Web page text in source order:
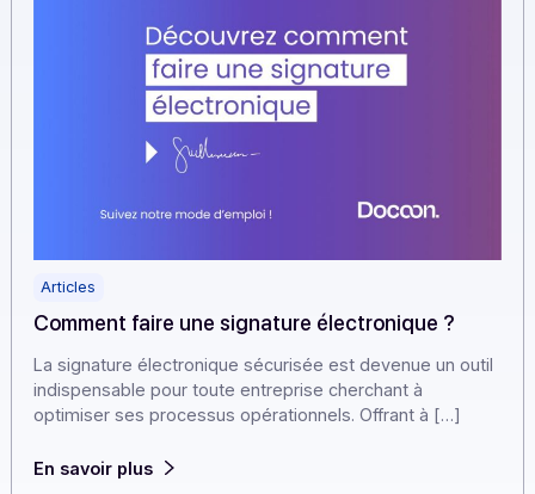
Articles
Comment faire une signature électronique ?
indispensable pour toute entreprise cherchant à